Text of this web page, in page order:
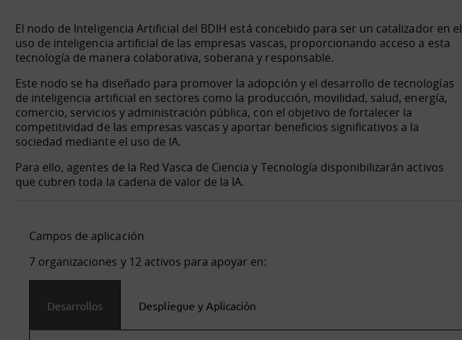
El nodo de Inteligencia Artificial del BDIH está concebido para ser un catalizador en el
uso de inteligencia artificial de las empresas vascas, proporcionando acceso a esta
tecnología de manera colaborativa, soberana y responsable.
Este nodo se ha diseñado para promover la adopción y el desarrollo de tecnologías
de inteligencia artificial en sectores como la producción, movilidad, salud, energía,
comercio, servicios y administración pública, con el objetivo de fortalecer la
competitividad de las empresas vascas y aportar beneficios significativos a la
sociedad mediante el uso de IA.
Para ello, agentes de la Red Vasca de Ciencia y Tecnología disponibilizarán activos
que cubren toda la cadena de valor de la IA.
Campos de aplicación
7 organizaciones y 12 activos para apoyar en:
Desarrollos Despliegue y Aplicación